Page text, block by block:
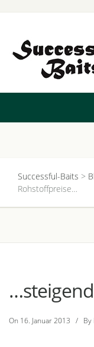
Successful-Baits >
Rohstoffpreise…
On 16. Januar 2013 / By